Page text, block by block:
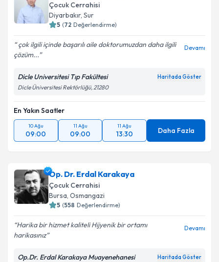
Çocuk Cerrahisi
Diyarbakır, Sur
5 (72 Değerlendirme)
çok ilgili içinde başarılı aile doktorumuzdan daha ilgili
çözüm...
Devamı
Dicle Universitesi Tıp Fakültesi Haritada Göster
Dicle Üniversitesi Rektörlüğü, 21280
En Yakın Saatler
10 Ağu
09:00
11 Ağu
09:00
11 Ağu
13:30 Daha Fazla
Op. Dr. Erdal Karakaya
Çocuk Cerrahisi
Bursa, Osmangazi
5 (558 Değerlendirme)
Harika bir hizmet kaliteli Hijyenik bir ortamı
harikasınız
Devamı
Op.Dr. Erdal Karakaya Muayenehanesi Haritada Göster